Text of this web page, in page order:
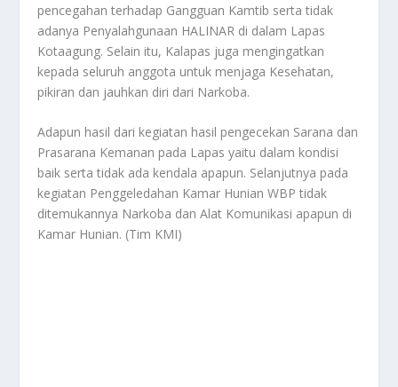
pencegahan terhadap Gangguan Kamtib serta tidak
adanya Penyalahgunaan HALINAR di dalam Lapas
Kotaagung. Selain itu, Kalapas juga mengingatkan
kepada seluruh anggota untuk menjaga Kesehatan,
pikiran dan jauhkan diri dari Narkoba.
Adapun hasil dari kegiatan hasil pengecekan Sarana dan
Prasarana Kemanan pada Lapas yaitu dalam kondisi
baik serta tidak ada kendala apapun. Selanjutnya pada
kegiatan Penggeledahan Kamar Hunian WBP tidak
ditemukannya Narkoba dan Alat Komunikasi apapun di
Kamar Hunian. (Tim KMI)